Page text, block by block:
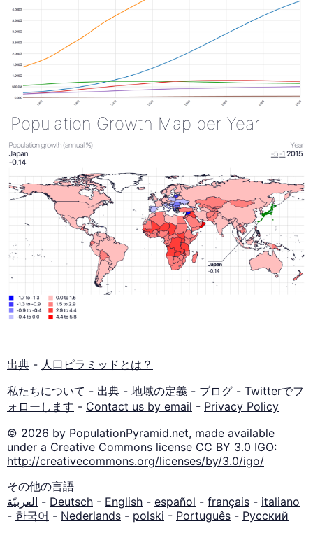
Population Growth Map per Year
出典 - 人口ピラミッドとは？
私たちについて - 出典 - 地域の定義 - ブログ - Twitterでフ
ォローします - Contact us by email - Privacy Policy
© 2026 by PopulationPyramid.net, made available
under a Creative Commons license CC BY 3.0 IGO:
http://creativecommons.org/licenses/by/3.0/igo/
その他の言語
العربيّة - Deutsch - English - español - français - italiano
- 한국어 - Nederlands - polski - Português - Русский